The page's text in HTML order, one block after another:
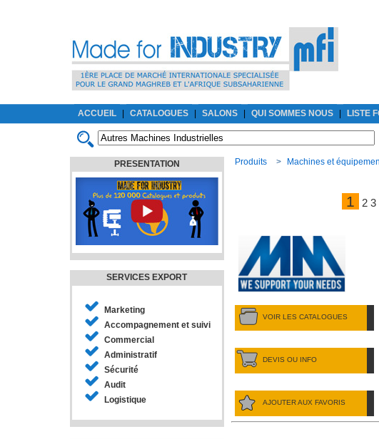
ACCUEIL CATALOGUES SALONS QUI SOMMES NOUS LISTE
PRESENTATION
SERVICES EXPORT
Marketing
Accompagnement et suivi
Commercial
Administratif
Sécurité
Audit
Logistique
Produits > Machines et
1 2 3
VOIR LES CATALOGUES
DEVIS OU INFO
AJOUTER AUX FAVORIS